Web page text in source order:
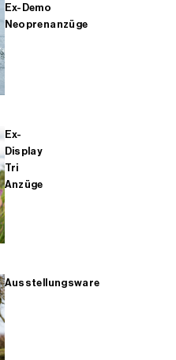
Ex-Demo
Neoprenanzüge
Ex-
Display
Tri
Anzüge
Ausstellungsware